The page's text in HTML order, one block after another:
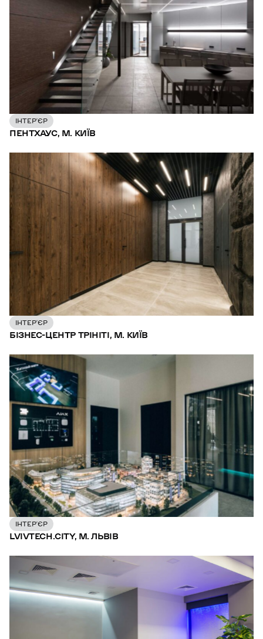
ІНТЕР’ЄР
ПЕНТХАУС, М. КИЇВ
ІНТЕР’ЄР
БІЗНЕС-ЦЕНТР ТРІНІТІ, М. КИЇВ
ІНТЕР’ЄР
LVIVTECH.CITY, М. ЛЬВІВ